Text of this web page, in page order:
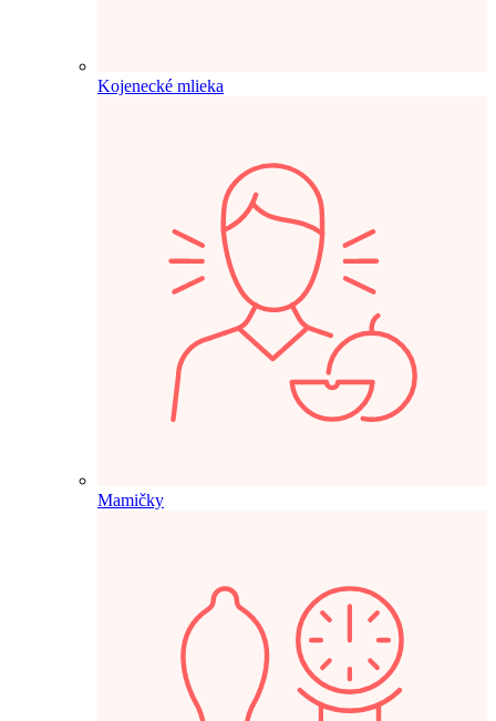
Kojenecké mlieka
Mamičky